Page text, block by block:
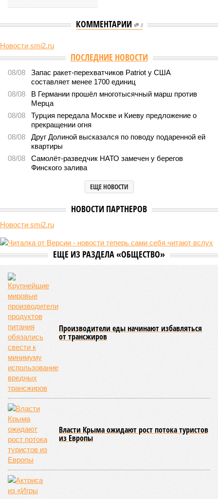
КОММЕНТАРИИ 0
Новости smi2.ru
В нескольких станциях от уже сданного
«Сказочного леса» пайщики ЖК «Станция Л» продолжают ждать от
компании Capital Group начала реальной достройки
В нескольких станциях от уже сданного «Сказочного
леса» пайщики ЖК «Станция Л» продолжают ждать от
компании Capital Group начала реальной достройки
«Станция ожидания» для дольщиков
В нескольких станциях от уже сданного «Сказочного леса» пайщики ЖК
«Станция Л» продолжают ждать от компании Capital Group начала
Пока в Ярославском районе СВАО дольщики «Сказочного леса»
уже получают ключи – в мае 2026 года были получены
разрешение на ввод жилищного комплекса в эксплуатацию –
совсем недалеко, в паре станций метро южнее, на Люблинской
улице, картина, можно сказать, прямо противоположная.
ЖК «Светлый мир «Станция Л»: та же группа компаний-
банкрот Seven Suns Development, та же
схема достройки через Capital Group осенью 2024 года, но
за прошедшие два года результатов, по словам дольщиков,
практически не видно. По
порталов, первую очередь ЖК строители обещают сдать к
декабрю 2026 г., вторую – к марту 2028-го. Но никто при
этом из кураторов стройки не задается вопросом: как эти
сроки должны материализоваться? На строительной
площадке, по свидетельствам дольщиков, регулярно
бывающих у забора, какая-либо техника отсутствует. Ни
бетононасосов, ни работающих кранов, ни признаков
мобилизации подрядчиков. При том, что до «декабря 2026»
осталось менее полугода.
Если в «Сказочном лесу» техзаказчик публично
отчитывался о поэтапной готовности – 90%, затем 97%, с